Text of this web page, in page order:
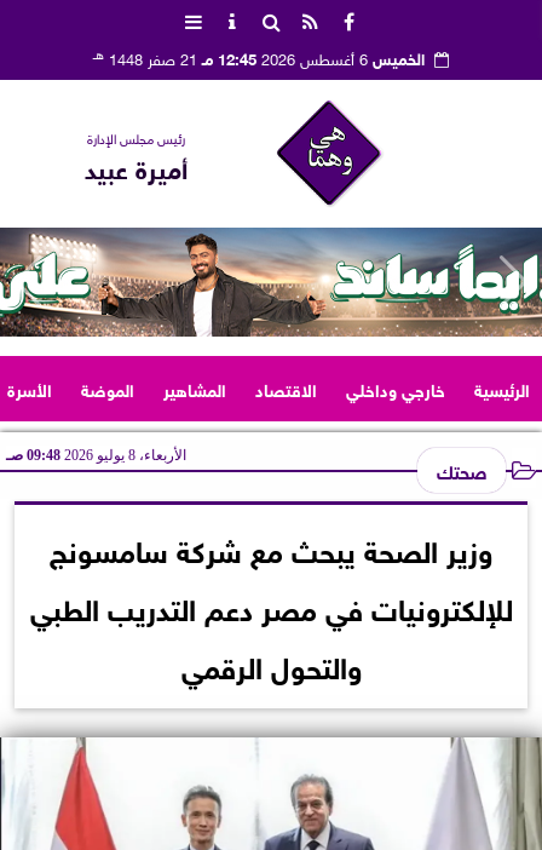
الخميس 12:45 مـ 21 صفر 1448 هـ
رئيس مجلس الإدارة
أميرة عبيد
الرئيسية خارجي وداخلي الاقتصاد المشاهير الموضة الأسرة
صحتك الأربعاء، 8 يوليو 2026 09:48 صـ
وزير الصحة يبحث مع شركة سامسونج
للإلكترونيات في مصر دعم التدريب الطبي
والتحول الرقمي